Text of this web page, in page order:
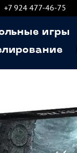
+7 924 477-46-75
игры